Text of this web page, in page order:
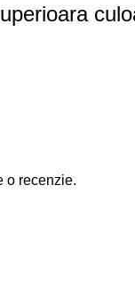
o recenzie.